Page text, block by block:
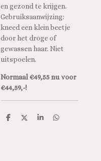
en gezond te krijgen.
Gebruiksaanwijzing:
kneed een klein beetje
door het droge of
gewassen haar. Niet
uitspoelen.
Normaal €49,55 nu voor
€44,59,-!
D
D
S
D